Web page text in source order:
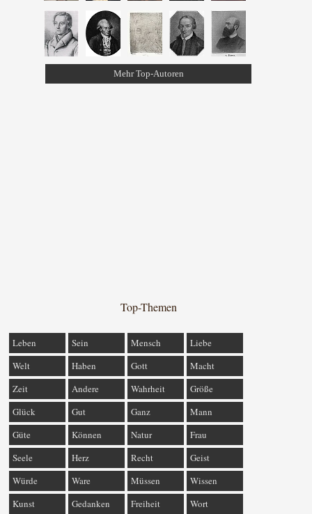
Mehr Top-Autoren
Top-Themen
Leben Sein Mensch
Liebe
Welt
Haben Gott
Macht
Zeit
Andere Wahrheit
Größe
Glück
Gut Ganz
Mann
Güte
Können Natur
Frau
Seele
Herz Recht
Geist
Würde
Ware Müssen
Wissen
Kunst
Gedanken Freiheit Wort